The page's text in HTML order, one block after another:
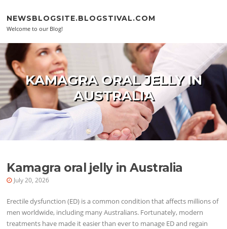
NEWSBLOGSITE.BLOGSTIVAL.COM
Welcome to our Blog!
KAMAGRA ORAL JELLY IN
AUSTRALIA
Kamagra oral jelly in Australia
July 20, 2026
Erectile dysfunction (ED) is a common condition that affects millions of
men worldwide, including many Australians. Fortunately, modern
treatments have made it easier than ever to manage ED and regain